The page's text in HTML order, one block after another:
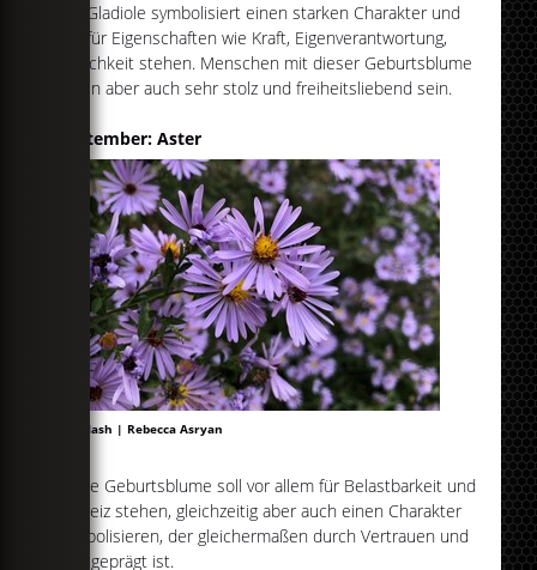
Die Gladiole symbolisiert einen starken Charakter und
soll für Eigenschaften wie Kraft, Eigenverantwortung,
Ehrlichkeit stehen. Menschen mit dieser Geburtsblume
sollen aber auch sehr stolz und freiheitsliebend sein.
September: Aster
Unsplash | Rebecca Asryan
Diese Geburtsblume soll vor allem für Belastbarkeit und
Ehrgeiz stehen, gleichzeitig aber auch einen Charakter
symbolisieren, der gleichermaßen durch Vertrauen und
Mut geprägt ist.